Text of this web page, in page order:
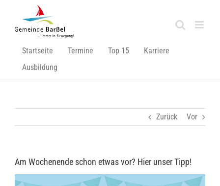
springen
Startseite Termine Top 15
Karriere
Ausbildung
Zurück Vor
Am Wochenende schon etwas vor? Hier unser Tipp!
Zeige